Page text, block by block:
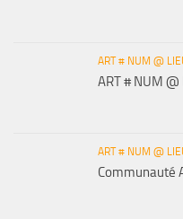
ART # NUM @
ART # NUM @
ART # NUM @
Communauté